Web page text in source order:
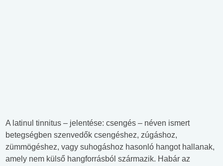
A latinul tinnitus – jelentése: csengés – néven ismert
betegségben szenvedők csengéshez, zúgáshoz,
zümmögéshez, vagy suhogáshoz hasonló hangot hallanak,
amely nem külső hangforrásból származik. Habár az